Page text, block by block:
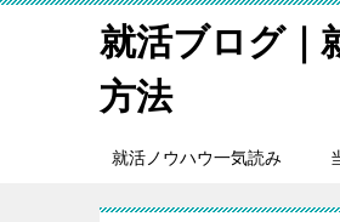
就活ブログ｜
方法
就活ノウハウ一気読み